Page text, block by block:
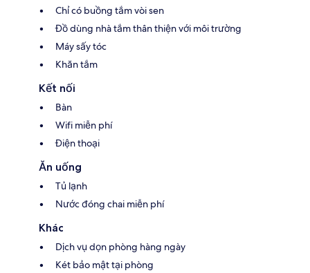
Chỉ có buồng tắm vòi sen
Đồ dùng nhà tắm thân thiện với môi trường
Máy sấy tóc
Khăn tắm
Kết nối
Bàn
Wifi miễn phí
Điện thoại
Ăn uống
Tủ lạnh
Nước đóng chai miễn phí
Khác
Dịch vụ dọn phòng hàng ngày
Két bảo mật tại phòng